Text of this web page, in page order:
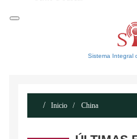
Sistema Integral
Inicio China